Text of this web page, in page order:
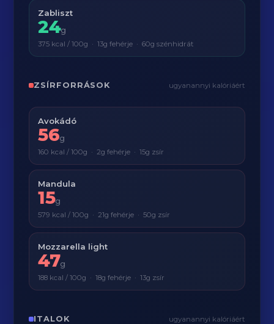
Zabliszt
24g
375 kcal / 100g · 13g fehérje · 60g szénhidrát
ZSÍRFORRÁSOK ugyanannyi kalóriáért
Avokádó
56g
160 kcal / 100g · 2g fehérje · 15g zsír
Mandula
15g
579 kcal / 100g · 21g fehérje · 50g zsír
Mozzarella light
47g
188 kcal / 100g · 18g fehérje · 13g zsír
ITALOK ugyanannyi kalóriáért